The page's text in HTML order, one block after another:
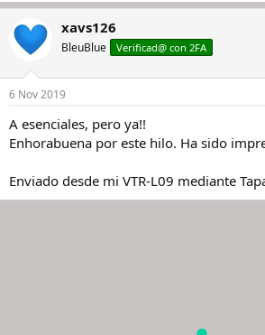
xavs126
BleuBlue Verificad@ con 2FA
6 Nov 2019
A esenciales, pero ya!!
Enhorabuena por este hilo. Ha sido
Enviado desde mi VTR-L09 mediante